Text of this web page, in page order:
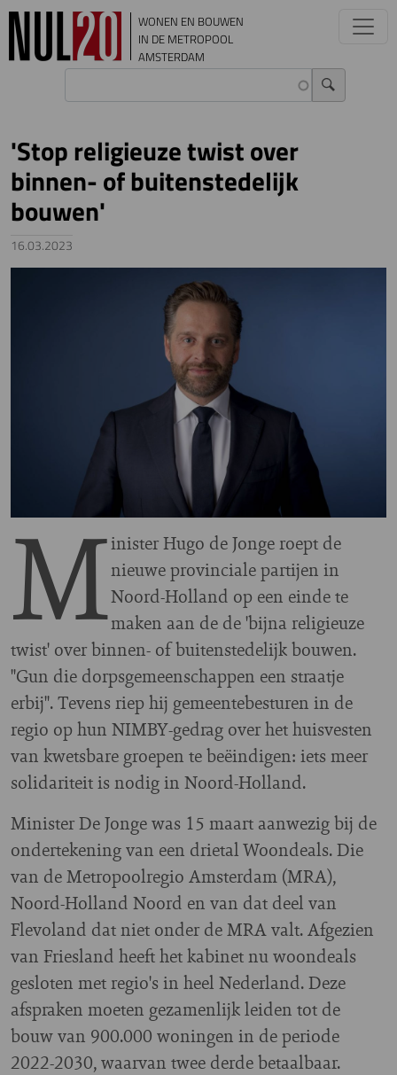
Overslaan en naar de inhoud gaan
WONEN EN BOUWEN
IN DE METROPOOL
AMSTERDAM
'Stop religieuze twist over
binnen- of buitenstedelijk
bouwen'
16.03.2023
Minister Hugo de Jonge roept de
nieuwe provinciale partijen in
Noord-Holland op een einde te
maken aan de de 'bijna religieuze
twist' over binnen- of buitenstedelijk bouwen.
"Gun die dorpsgemeenschappen een straatje
erbij". Tevens riep hij gemeentebesturen in de
regio op hun NIMBY-gedrag over het huisvesten
van kwetsbare groepen te beëindigen: iets meer
solidariteit is nodig in Noord-Holland.
Minister De Jonge was 15 maart aanwezig bij de
ondertekening van een drietal Woondeals. Die
van de Metropoolregio Amsterdam (MRA),
Noord-Holland Noord en van dat deel van
Flevoland dat niet onder de MRA valt. Afgezien
van Friesland heeft het kabinet nu woondeals
gesloten met regio's in heel Nederland. Deze
afspraken moeten gezamenlijk leiden tot de
bouw van 900.000 woningen in de periode
2022-2030, waarvan twee derde betaalbaar.